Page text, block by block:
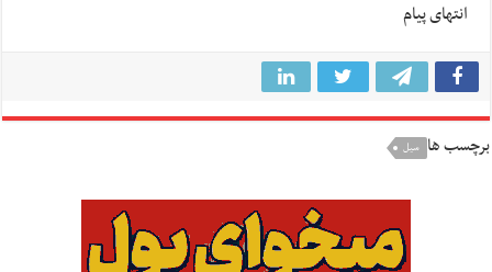
انتهای پیام
برچسب ها سیل